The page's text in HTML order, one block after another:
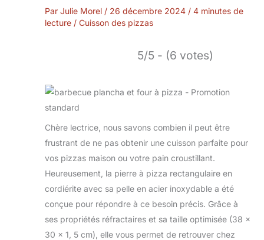
Par Julie Morel / 26 décembre 2024 / 4 minutes de
lecture / Cuisson des pizzas
5/5 - (6 votes)
Chère lectrice, nous savons combien il peut être
frustrant de ne pas obtenir une cuisson parfaite pour
vos pizzas maison ou votre pain croustillant.
Heureusement, la pierre à pizza rectangulaire en
cordiérite avec sa pelle en acier inoxydable a été
conçue pour répondre à ce besoin précis. Grâce à
ses propriétés réfractaires et sa taille optimisée (38 x
30 x 1, 5 cm), elle vous permet de retrouver chez